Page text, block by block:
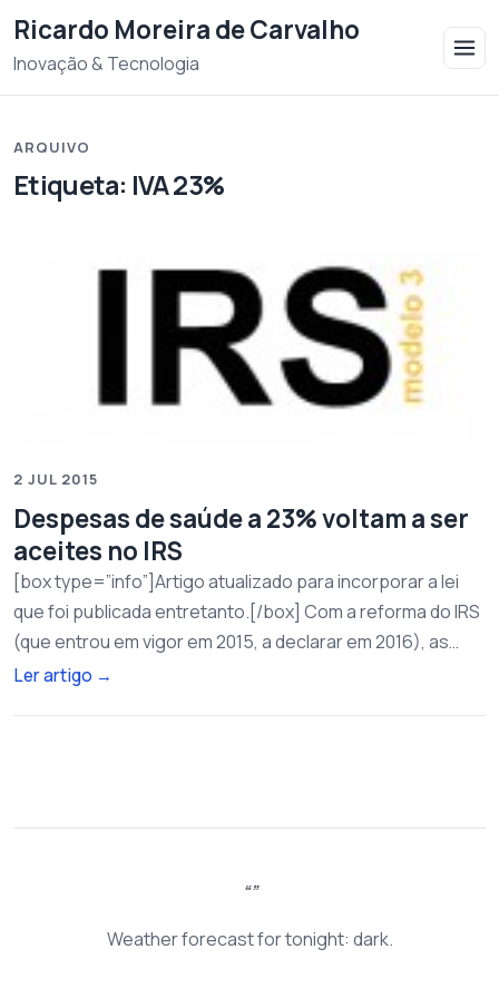
Ricardo Moreira de Carvalho
Inovação & Tecnologia
ARQUIVO
Etiqueta: IVA 23%
2 JUL 2015
Despesas de saúde a 23% voltam a ser
aceites no IRS
[box type=”info”]Artigo atualizado para incorporar a lei
que foi publicada entretanto.[/box] Com a reforma do IRS
(que entrou em vigor em 2015, a declarar em 2016), as…
Ler artigo →
Weather forecast for tonight: dark.